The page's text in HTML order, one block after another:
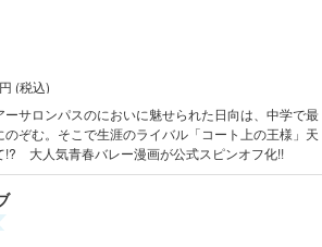
(税込)
サロンパスのにおいに魅せられた日向は、中学で最
ぞむ。そこで生涯のライバル「コート上の王様」天
!? 大人気青春バレー漫画が公式スピンオフ化!!